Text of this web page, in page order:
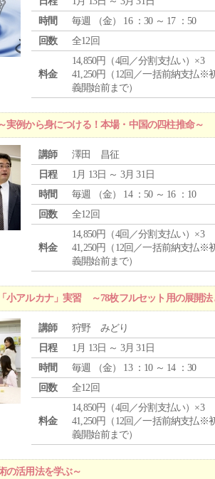
時間
毎週 （金） 16 ：30 ～ 17 ：50
回数
全12回
料金
14,850円（4回／分割支払い）×3
41,250円（12回／一括前納支払※
義開始前まで）
例から身につける！本場・中国の四柱推命～
講師
澤田 昌征
日程
1月 13日 ～ 3月 31日
時間
毎週 （金） 14 ：50 ～ 16 ：10
回数
全12回
料金
14,850円（4回／分割支払い）×3
41,250円（12回／一括前納支払※
義開始前まで）
小アルカナ」実習 ～78枚フルセット用の展開法
講師
狩野 みどり
日程
1月 13日 ～ 3月 31日
時間
毎週 （金） 13 ：10 ～ 14 ：30
回数
全12回
料金
14,850円（4回／分割支払い）×3
41,250円（12回／一括前納支払※
義開始前まで）
活用法を学ぶ～